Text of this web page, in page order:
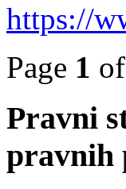
https://
Page 1 of
Pravni
pravnih